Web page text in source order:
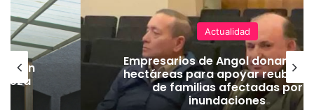
Actualidad
Empresarios de Angol donan
hectáreas para apoyar
de familias afectadas por
inundaciones